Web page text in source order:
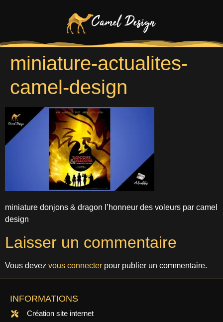
miniature-actualites-
camel-design
miniature donjons & dragon l’honneur des voleurs par camel
design
Laisser un commentaire
Vous devez vous connecter pour publier un commentaire.
INFORMATIONS
Création site internet